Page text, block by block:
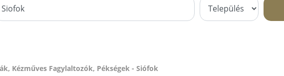
Kézműves Fagylaltozók, Pékségek - Siófok